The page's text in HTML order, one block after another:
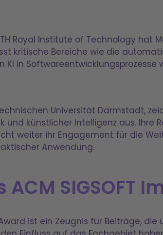
Royal Institute of Technology
kritische Bereiche wie die
KI in Softwareentwicklungsprozesse
Universität Darmstadt,
künstlicher Intelligenz aus. Ihre
weiter ihr Engagement für die
Anwendung.
SIGSOFT
ist ein Zeugnis für Beiträge,